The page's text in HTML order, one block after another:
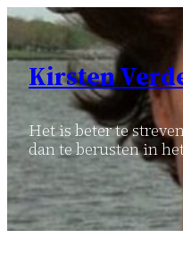
Ga
naar
inhoud
Kirsten
Het is beter te
dan te berusten in